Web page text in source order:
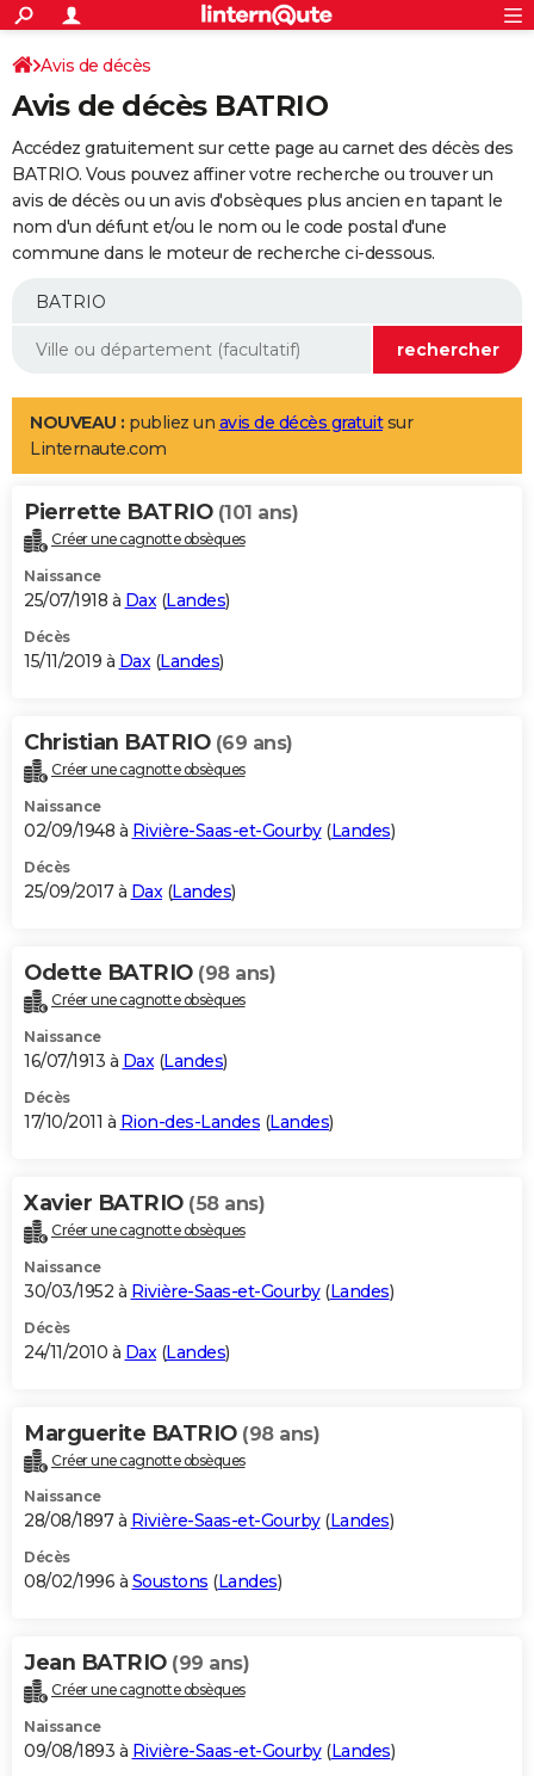
ACTUALITÉS
Politique
Société
Faits Divers
Education
Monde
Villes
+
SPORT
Coupe du monde 2026
Football
Tennis
Cyclisme
Rugby
Forum
Programme TV
TNT
Streaming
Cinéma
Sorties cinéma
Musique
+
FINANCE
Retraite
Epargne
Immobilier
Risques naturels par ville
Banque
Assurance
AUTO
Essais
Réserver un essai
Citadines
Berlines
SUV
Forum auto
+
Mobiles
Meilleur smartphone
Internet
Ordinateurs
Jeux vidéo
Guide high-tech
Aménagement intérieur
LIFESTYLE
Art de vivre
Bien-être
Loisirs
Mode
Modes de vie
Alimentation
Guide de la santé
Maladies
Médicaments
Sommeil
VOYAGE
Destinations
City break
Voyage nature
Voyage de noces
Forum
Climat
+PHOTO
GUIDES D'ACHAT
BONS PLANS
Carte de Noël
Carte Bonne année
Carte Saint-Valentin
Carte Pâques
Carte d'anniversaire
DICTIONNAIRE
Dictionnaire
Biographies
Citations
Expressions
Proverbes
PROGRAMME TV
S'inscrire
Se connecter
Lycées
Collèges
Primaires
Universités
Entreprises
Service militaire
Avis de recherche
AVIS DE DÉCÈS
Bricolage
Lifestyle
Culture
Sport
Auto
Television
Voyage
Cinema
Avis de décès
Avis de décès BATRIO
Accédez gratuitement sur cette page au carnet des décès des
BATRIO. Vous pouvez affiner votre recherche ou trouver un
avis de décès ou un avis d'obsèques plus ancien en tapant le
nom d'un défunt et/ou le nom ou le code postal d'une
commune dans le moteur de recherche ci-dessous.
NOUVEAU : publiez un avis de décès gratuitsur
Linternaute.com
Pierrette BATRIO (101 ans)
Créer une cagnotte obsèques
Naissance
25/07/1918 à Dax(Landes)
Décès
15/11/2019 à Dax(Landes)
Christian BATRIO (69 ans)
Créer une cagnotte obsèques
Naissance
02/09/1948 à Rivière-Saas-et-Gourby(Landes)
Décès
25/09/2017 à Dax(Landes)
Odette BATRIO (98 ans)
Créer une cagnotte obsèques
Naissance
16/07/1913 à Dax(Landes)
Décès
17/10/2011 à Rion-des-Landes (Landes)
Xavier BATRIO (58 ans)
Créer une cagnotte obsèques
Naissance
30/03/1952 à Rivière-Saas-et-Gourby(Landes)
Décès
24/11/2010 à Dax (Landes)
Marguerite BATRIO (98 ans)
Créer une cagnotte obsèques
Naissance
28/08/1897 à Rivière-Saas-et-Gourby(Landes)
Décès
08/02/1996 à Soustons (Landes)
Jean BATRIO (99 ans)
Créer une cagnotte obsèques
Naissance
09/08/1893 à Rivière-Saas-et-Gourby(Landes)